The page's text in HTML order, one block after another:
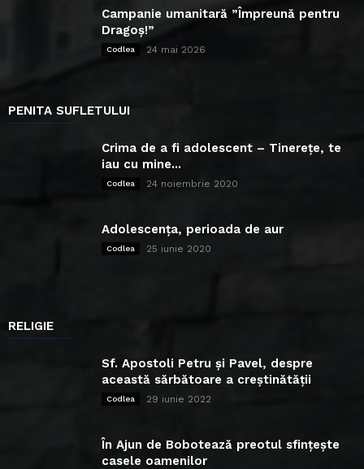
Campanie umanitară ”Împreună pentru
Dragoș!”
Codlea 24 mai 2026
PENITA SUFLETULUI
Crima de a fi adolescent – Tinerețe, te
iau cu mine...
Codlea 24 noiembrie 2020
Adolescența, perioada de aur
Codlea 25 iunie 2020
RELIGIE
Sf. Apostoli Petru și Pavel, despre
această sărbătoare a creștinătății
Codlea 29 iunie 2022
În Ajun de Bobotează preotul sfințește
casele oamenilor